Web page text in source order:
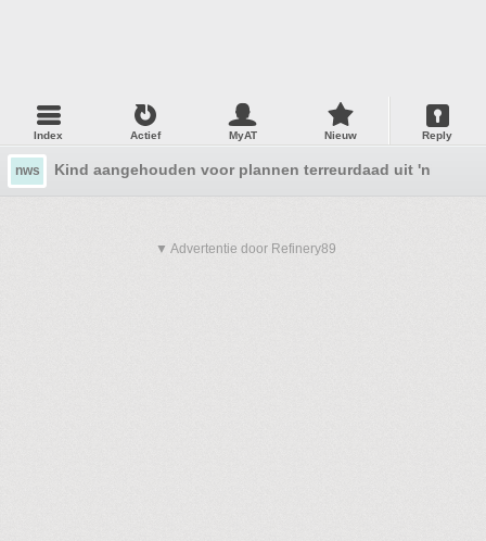
Index Actief MyAT Nieuw Reply
nws Kind aangehouden voor plannen terreurdaad uit
▼ Advertentie door Refinery89